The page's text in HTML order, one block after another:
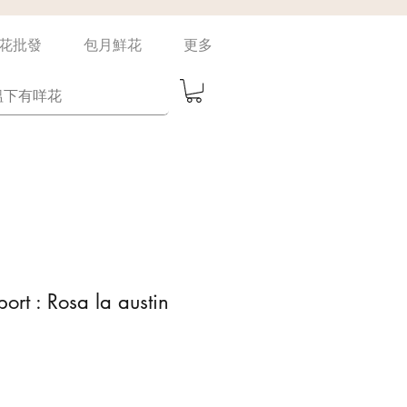
批發 包月鮮花 更多
: Rosa la austin